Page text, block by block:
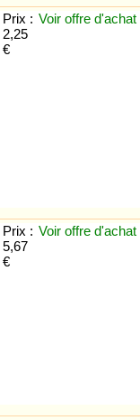
Prix :
2,25
€
Voir offre d'achat
Prix :
5,67
€
Voir offre d'achat